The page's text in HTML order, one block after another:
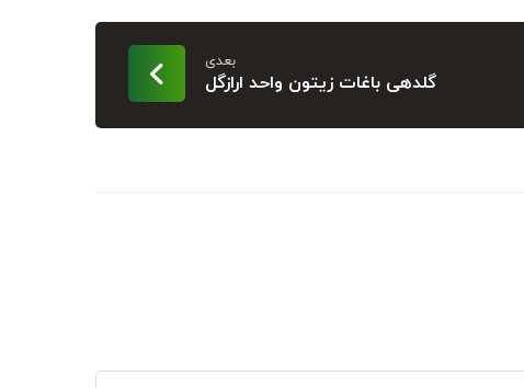
بعدی
گلدهی باغات زیتون واحد ارازگل